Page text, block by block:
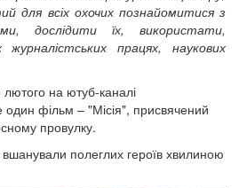
для всіх охочих познайомитися з
дослідити їх, використати,
працях, наукових
на ютуб-каналі
фільм – "Місія", присвячений
провулку.
вшанували полеглих героїв хвилиною